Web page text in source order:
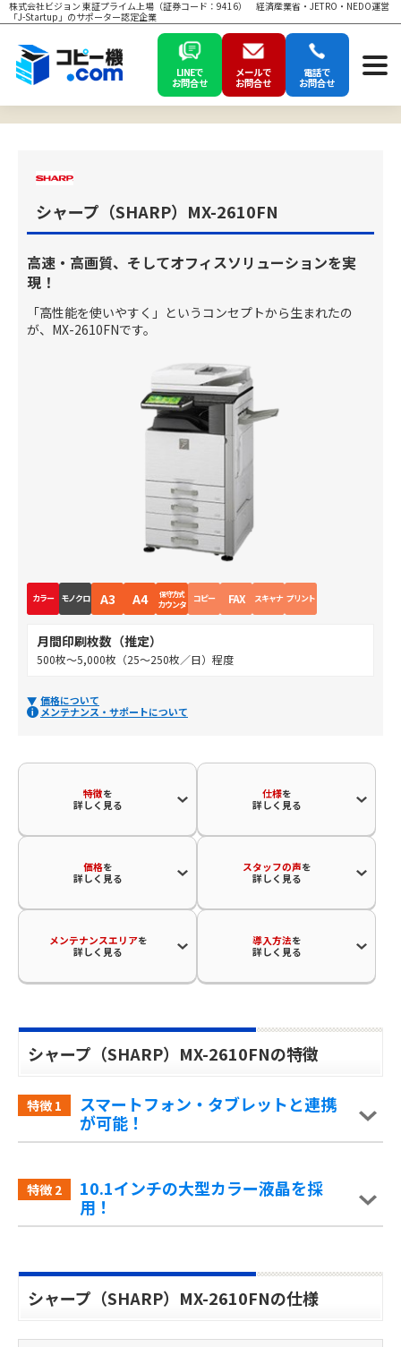
株式会社ビジョン 東証プライム上場（証券コード：9416） 経済産業省・JETRO・NEDO運営
「J-Startup」のサポーター認定企業
LINEで
お問合せ
メールで
お問合せ
電話で
お問合せ
シャープ（SHARP）MX-2610FN
高速・高画質、そしてオフィスソリューションを実
現！
「高性能を使いやすく」というコンセプトから生まれたの
が、MX-2610FNです。
カラー モノクロ A3 A4 保守方式
カウンタ コピー FAX スキャナ プリント
月間印刷枚数（推定）
500枚～5,000枚（25～250枚／日）程度
価格について
メンテナンス・サポートについて
特徴を
詳しく見る
仕様を
詳しく見る
価格を
詳しく見る
スタッフの声を
詳しく見る
メンテナンスエリアを
詳しく見る
導入方法を
詳しく見る
シャープ（SHARP）MX-2610FNの特徴
特徴 1
スマートフォン・タブレットと連携
が可能！
特徴 2
10.1インチの大型カラー液晶を採
用！
シャープ（SHARP）MX-2610FNの仕様